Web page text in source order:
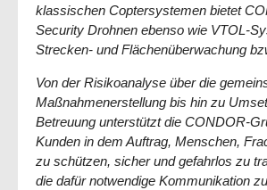
klassischen Coptersystemen bietet
Security Drohnen ebenso wie VTOL-
Strecken- und Flächenüberwachung
Von der Risikoanalyse über die
Maßnahmenerstellung bis hin zu
Betreuung unterstützt die CONDOR-
Kunden in dem Auftrag, Menschen,
zu schützen, sicher und gefahrlos zu
die dafür notwendige Kommunikation